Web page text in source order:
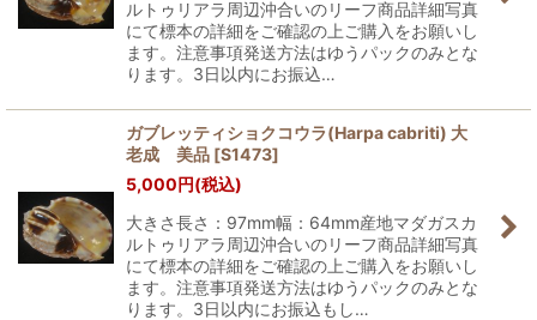
ルトゥリアラ周辺沖合いのリーフ商品詳細写真
にて標本の詳細をご確認の上ご購入をお願いし
ます。注意事項発送方法はゆうパックのみとな
ります。3日以内にお振込…
ガブレッティショクコウラ(Harpa cabriti) 大
老成 美品 [S1473]
5,000円(税込)
大きさ長さ：97mm幅：64mm産地マダガスカ
ルトゥリアラ周辺沖合いのリーフ商品詳細写真
にて標本の詳細をご確認の上ご購入をお願いし
ます。注意事項発送方法はゆうパックのみとな
ります。3日以内にお振込もし…